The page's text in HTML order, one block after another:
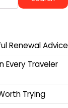
Renewal Advice
Every Traveler
Trying